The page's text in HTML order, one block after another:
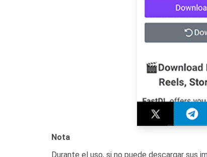
Nota
Durante el uso, si no puede descargar sus